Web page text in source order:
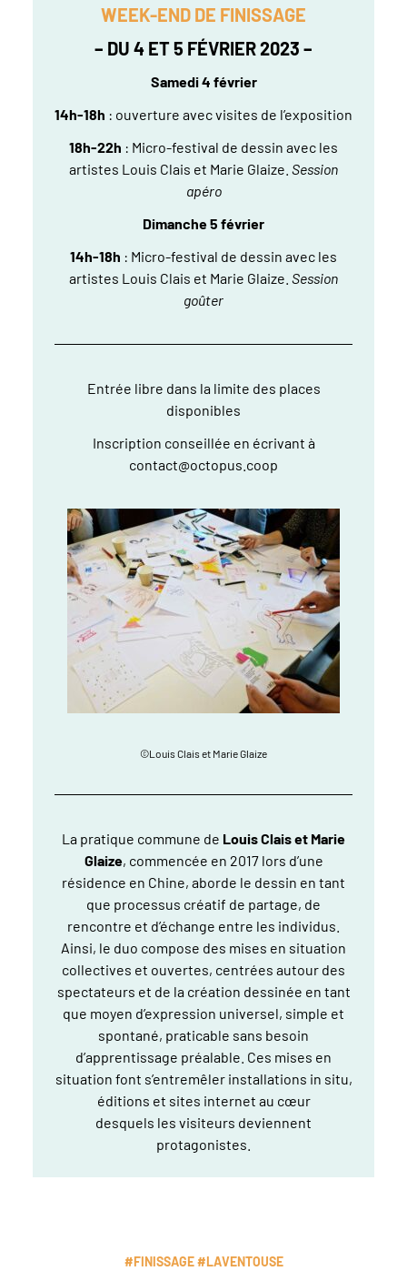
#FINISSAGE #LAVENTOUSE
WEEK-END DE FINISSAGE
– DU 4 ET 5 FÉVRIER 2023 –
Samedi 4 février
14h-18h : ouverture avec visites de l’exposition
18h-22h : Micro-festival de dessin avec les
artistes Louis Clais et Marie Glaize. Session
apéro
Dimanche 5 février
14h-18h : Micro-festival de dessin avec les
artistes Louis Clais et Marie Glaize. Session
goûter
Entrée libre dans la limite des places
disponibles
Inscription conseillée en écrivant à
contact@octopus.coop
©Louis Clais et Marie Glaize
La pratique commune de Louis Clais et Marie
Glaize, commencée en 2017 lors d’une
résidence en Chine, aborde le dessin en tant
que processus créatif de partage, de
rencontre et d’échange entre les individus.
Ainsi, le duo compose des mises en situation
collectives et ouvertes, centrées autour des
spectateurs et de la création dessinée en tant
que moyen d’expression universel, simple et
spontané, praticable sans besoin
d’apprentissage préalable. Ces mises en
situation font s’entremêler installations in situ,
éditions et sites internet au cœur
desquels les visiteurs deviennent
protagonistes.